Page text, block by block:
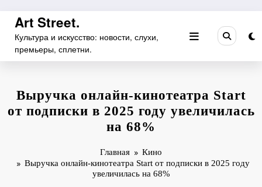
Перейти
содержимому
Art Street.
Культура и искусство: новости, слухи,
премьеры, сплетни.
Выручка онлайн-кинотеатра Start
от подписки в 2025 году увеличилась
на 68%
Главная
Кино
Выручка онлайн-кинотеатра Start от подписки в 2025 году
увеличилась на 68%